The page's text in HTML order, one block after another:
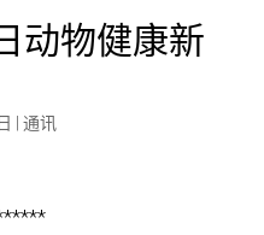
动物健康新
|通讯